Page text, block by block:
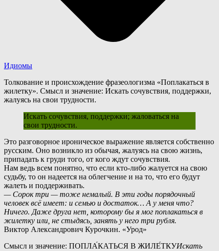
Идиомы
Толкование и происхождение фразеологизма «Поплакаться в
жилетку». Смысл и значение: Искать сочувствия, поддержки,
жалуясь на свои трудности.
Искать сочувствия, поддержки; жаловаться на
свои трудности.
Это разговорное ироническое выражение является собственно
русским. Оно возникло из обычая, жалуясь на свою жизнь,
припадать к груди того, от кого ждут сочувствия.
Нам ведь всем понятно, что если кто-либо жалуется на свою
судьбу, то он надеется на облегчение и на то, что его будут
жалеть и поддерживать.
— Сорок три — тоже немалый. В эти годы порядочный
человек всё имеет: и семью и достаток… А у меня что?
Ничего. Даже друга нет, которому бы я мог поплакаться в
жилетку или, не стыдясь, занять у него три рубля.
Виктор Александрович Курочкин. «Урод»
Смысл и значение: ПОПЛА́КАТЬСЯ В ЖИЛЕ́ТКУИскать